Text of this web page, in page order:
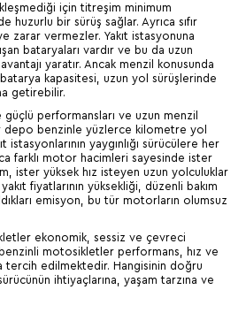
için titreşim minimum
huzurlu bir sürüş sağlar. Ayrıca sıfır
zarar vermezler. Yakıt istasyonuna
bataryaları vardır ve bu da uzun
yaratır. Ancak menzil konusunda
batarya kapasitesi, uzun yol sürüşlerinde
getirebilir.
performansları ve uzun menzil
depo benzinle yüzlerce kilometre yol
istasyonlarının yaygınlığı sürücülere her
farklı motor hacimleri sayesinde ister
ister yüksek hız isteyen uzun yolculuklar
fiyatlarının yüksekliği, düzenli bakım
emisyon, bu tür motorların olumsuz
ekonomik, sessiz ve çevreci
motosikletler performans, hız ve
tercih edilmektedir. Hangisinin doğru
ihtiyaçlarına, yaşam tarzına ve